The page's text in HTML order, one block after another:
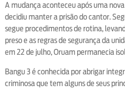
A mudança aconteceu após uma
decidiu manter a prisão do cantor.
segue procedimentos de rotina,
preso e as regras de segurança da
em 22 de julho, Oruam permanecia
Bangu 3 é conhecida por abrigar
criminosa que tem alguns de seus